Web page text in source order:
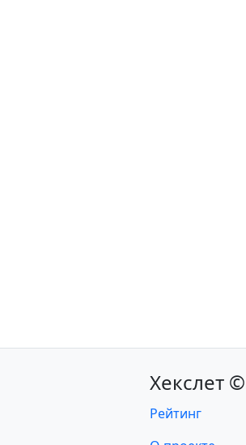
Хекслет ©
Рейтинг